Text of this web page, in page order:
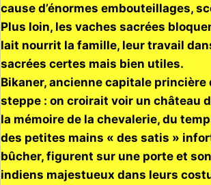
cause d’énormes embouteillages,
Plus loin, les vaches sacrées
lait nourrit la famille, leur travail
sacrées certes mais bien utiles.
Bikaner, ancienne capitale princière
steppe : on croirait voir un château
la mémoire de la chevalerie, du
des petites mains « des satis »
bûcher, figurent sur une porte et
indiens majestueux dans leurs